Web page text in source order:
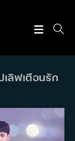
เลิฟเตือนรัก